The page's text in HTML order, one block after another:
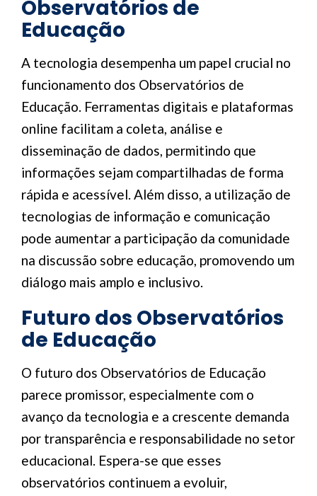
Observatórios de
Educação
A tecnologia desempenha um papel crucial no
funcionamento dos Observatórios de
Educação. Ferramentas digitais e plataformas
online facilitam a coleta, análise e
disseminação de dados, permitindo que
informações sejam compartilhadas de forma
rápida e acessível. Além disso, a utilização de
tecnologias de informação e comunicação
pode aumentar a participação da comunidade
na discussão sobre educação, promovendo um
diálogo mais amplo e inclusivo.
Futuro dos Observatórios
de Educação
O futuro dos Observatórios de Educação
parece promissor, especialmente com o
avanço da tecnologia e a crescente demanda
por transparência e responsabilidade no setor
educacional. Espera-se que esses
observatórios continuem a evoluir,